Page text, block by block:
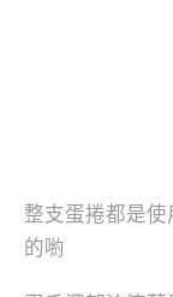
整支蛋捲都是
的喲